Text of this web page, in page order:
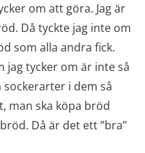
om att göra. Jag är
Då tyckte jag inte om
som alla andra fick.
jag tycker om är inte så
i dem så
man ska köpa bröd
Då är det ett ”bra”